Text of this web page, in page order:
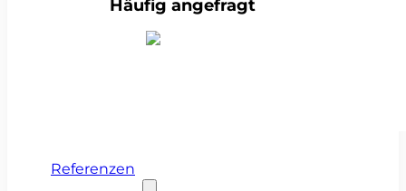
Häufig angefragt
Referenzen